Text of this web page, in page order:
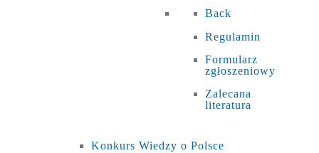
Back
Regulamin
Formularz
zgłoszeniowy
Zalecana
literatura
Konkurs Wiedzy o Polsce